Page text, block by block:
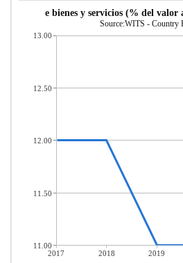
sobre bienes y servicios (% del
Source:WITS - Country
2017 2018 2019
13.00
12.50
12.00
11.50
11.00